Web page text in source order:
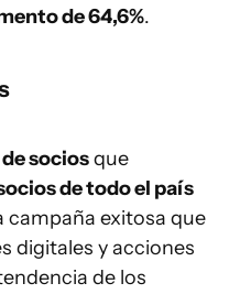
de 64,6%.
sociosque
de todo el país
campaña exitosa que
digitales y acciones
de los